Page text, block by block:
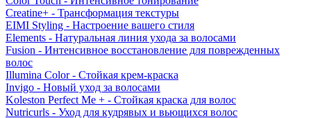
Creatine+ - Трансформация текстуры
EIMI Styling - Настроение вашего стиля
Elements - Натуральная линия ухода за волосами
Fusion - Интенсивное восстановление для поврежденных
волос
Illumina Color - Стойкая крем-краска
Invigo - Новый уход за волосами
Koleston Perfect Me + - Стойкая краска для волос
Nutricurls - Уход для кудрявых и вьющихся волос